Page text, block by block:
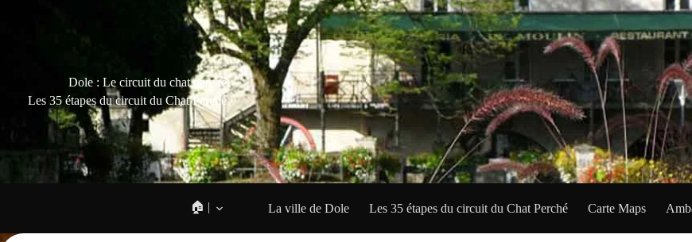
Dole : Le circuit du chat perché
Les 35 étapes du circuit du Chat Perché
🏠 | La ville de Dole Les 35 étapes du circuit du Chat Perché Carte Maps